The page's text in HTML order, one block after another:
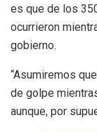
es que de los
ocurrieron
gobierno.
“Asumiremos
de golpe
aunque, por